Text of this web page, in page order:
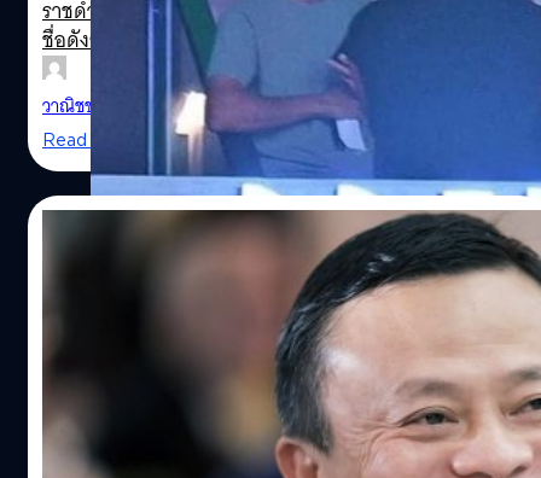
PHOTO: MUAYCH7/FACEBOOK
ราชดำเนิน ถ่ายรูปคู่ บัวขาว บัญชาเมฆ พร้อมกินอาหารที่ร้าน
ชื่อดังระดับมิชลินของไทยอย่าง “เจ๊ไฝ”
วาณิชชา สายเสมา| 1310 days ago
Read More
Jack Ma ผู้ก่อตั้ง Alibaba ยังไม่ได้กลับจีน :
อาศัยอยู่ที่โตเกียวมาครึ่งปีแล้ว
แจ็ค หม่า ผู้ร่วมก่อตั้ง Alibaba Group Holding Ltd. ได้อาศัย
อยู่ที่ในกรุงโตเกียว ประเทศญี่ปุ่น มาเกือบ 6 เดือนแล้ว
ปรีดี ฤกษ์วลีกุล | 1348 days ago